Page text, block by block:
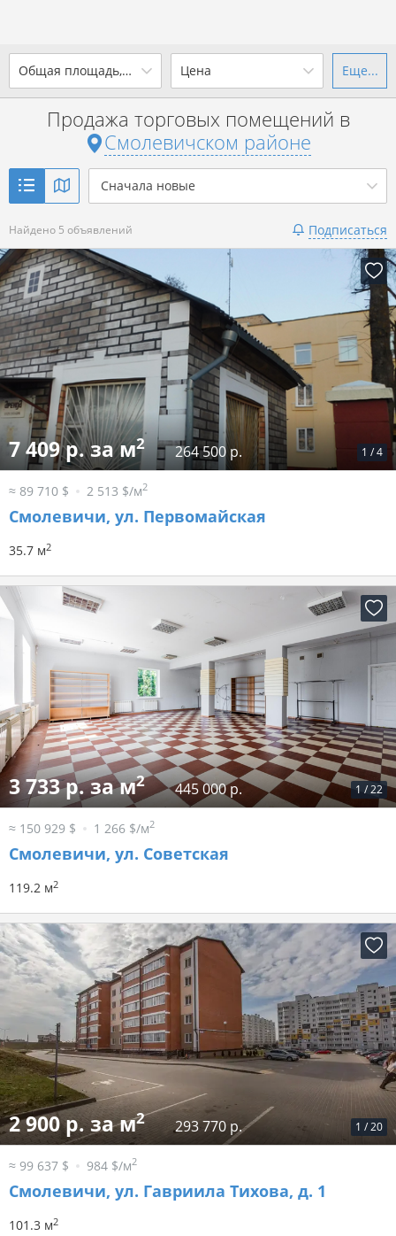
Общая площадь, м
до
Показать 5 объявлений
Цена
от до
р. за м
Показать 5 объявлений
Еще...
Продажа торговых помещений в
Смолевичском районе
Сначала новые
Найдено 5 объявлений Подписаться
1 /4
7 409 р. за м2 264 500 р.
≈ 89 710 $ 2 513 $/м2
Смолевичи, ул. Первомайская
35.7 м2
1 /22
3 733 р. за м2 445 000 р.
≈ 150 929 $ 1 266 $/м2
Смолевичи, ул. Советская
119.2 м2
1 /20
2 900 р. за м2 293 770 р.
≈ 99 637 $ 984 $/м2
Смолевичи, ул. Гавриила Тихова, д. 1
101.3 м2
Ваш город -district
Да Выбрать город